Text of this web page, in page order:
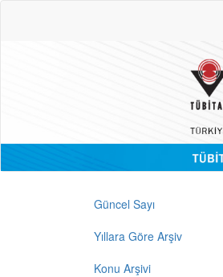
Güncel Sayı
Yıllara Göre Arşiv
Konu Arşivi